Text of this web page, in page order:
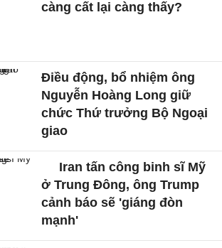
càng cất lại càng thấy?
Điều động, bổ nhiệm ông
Nguyễn Hoàng Long giữ
chức Thứ trưởng Bộ Ngoại
giao
Iran tấn công binh sĩ Mỹ
ở Trung Đông, ông Trump
cảnh báo sẽ 'giáng đòn
mạnh'